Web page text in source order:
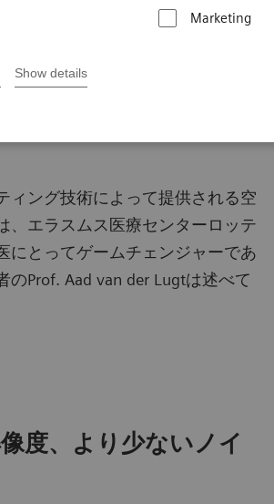
Marketing
Show details
ィング技術によって提供される空
、エラスムス医療センターロッテ
にとってゲームチェンジャーであ
のProf. Aad van der Lugtは述べて
度、より少ないノイ